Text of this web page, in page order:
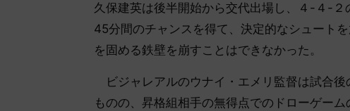
久保建英は後半開始から交代出場し、４-４-
45分間のチャンスを得て、決定的なシュート
を固める鉄壁を崩すことはできなかった。
ビジャレアルのウナイ・エメリ監督は試合
ものの、昇格組相手の無得点でのドローゲー